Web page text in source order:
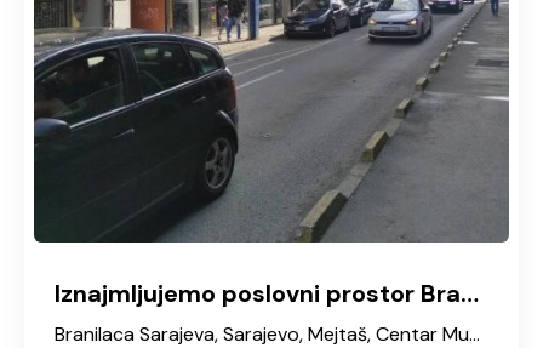
Iznajmljujemo poslovni prostor Branilaca Sarajeva
Branilaca Sarajeva, Sarajevo, Mejtaš, Centar Municipality, Grad Sarajevo, Sarajevska županija, Federacija Bosne i Hercegovine, 71144, Bosna i Hercegovina